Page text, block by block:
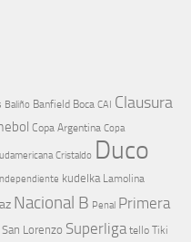
Baliño Banfield Boca CAI Clausura
Copa Argentina Copa
Cristaldo Duco
Independiente kudelka Lamolina
Nacional B Penal Primera
San Lorenzo Superliga tello Tiki